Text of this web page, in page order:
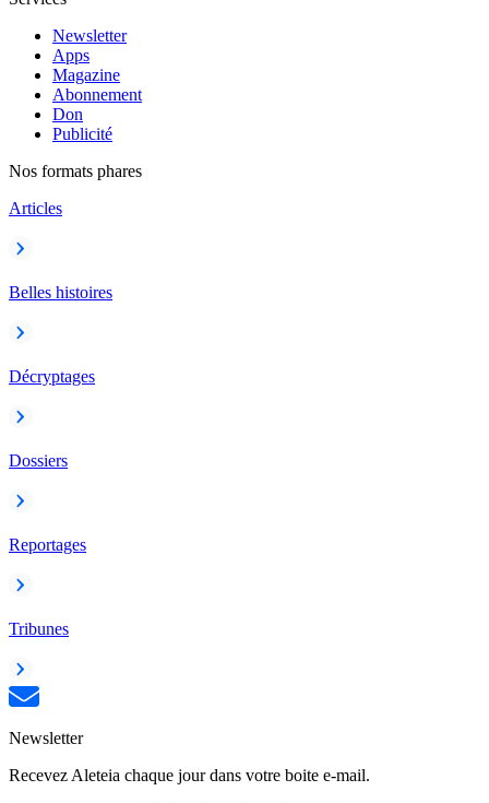
Newsletter
Apps
Magazine
Abonnement
Don
Publicité
Nos formats phares
Articles
Belles histoires
Décryptages
Dossiers
Reportages
Tribunes
Newsletter
Recevez Aleteia chaque jour dans votre boite e-mail.